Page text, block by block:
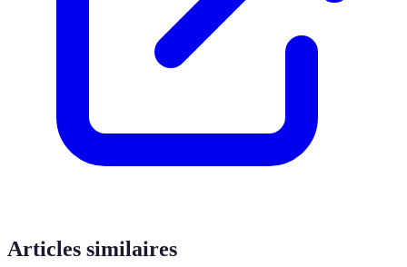
Articles similaires